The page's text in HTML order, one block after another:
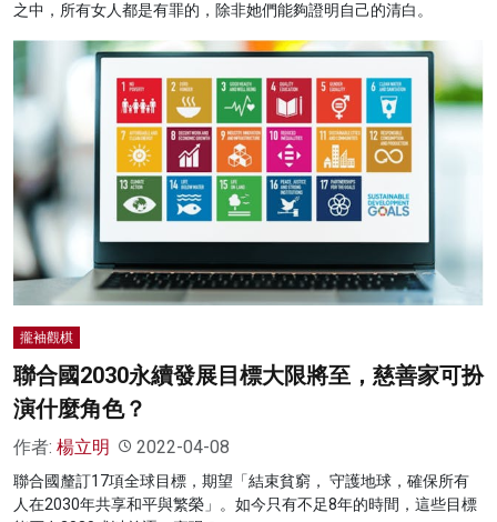
之中，所有女人都是有罪的，除非她們能夠證明自己的清白。
攏袖觀棋
聯合國2030永續發展目標大限將至，慈善家可扮
演什麼角色？
作者: 楊立明 2022-04-08
聯合國釐訂17項全球目標，期望「結束貧窮， 守護地球，確保所有
人在2030年共享和平與繁榮」。如今只有不足8年的時間，這些目標